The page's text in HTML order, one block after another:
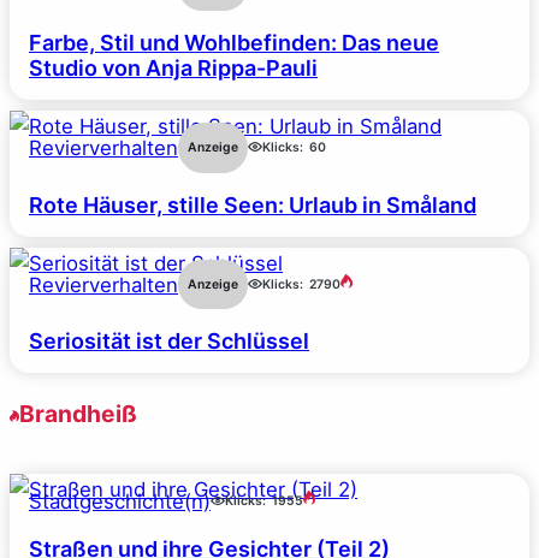
Farbe, Stil und Wohlbefinden: Das neue
Studio von Anja Rippa-Pauli
Revierverhalten Anzeige Klicks: 60
Rote Häuser, stille Seen: Urlaub in Småland
Revierverhalten Anzeige Klicks: 2790
Seriosität ist der Schlüssel
Brandheiß
Stadtgeschichte(n) Klicks: 1955
Straßen und ihre Gesichter (Teil 2)